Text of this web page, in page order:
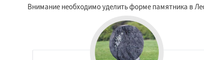
Томилино
Внимание необходимо уделить форме памятника в